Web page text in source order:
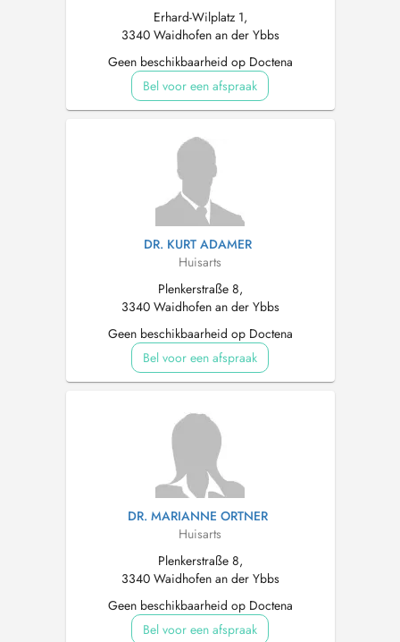
Erhard-Wilplatz 1,
3340 Waidhofen an der Ybbs
Geen beschikbaarheid op Doctena
Bel voor een afspraak
DR. KURT ADAMER
Huisarts
Plenkerstraße 8,
3340 Waidhofen an der Ybbs
Geen beschikbaarheid op Doctena
Bel voor een afspraak
DR. MARIANNE ORTNER
Huisarts
Plenkerstraße 8,
3340 Waidhofen an der Ybbs
Geen beschikbaarheid op Doctena
Bel voor een afspraak